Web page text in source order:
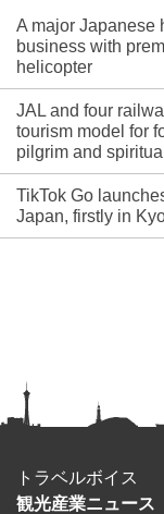
A major Japanese
business with
helicopter
JAL and four
tourism model for
pilgrim and
TikTok Go
Japan, firstly in
トラベルボイス
観光産業ニュース